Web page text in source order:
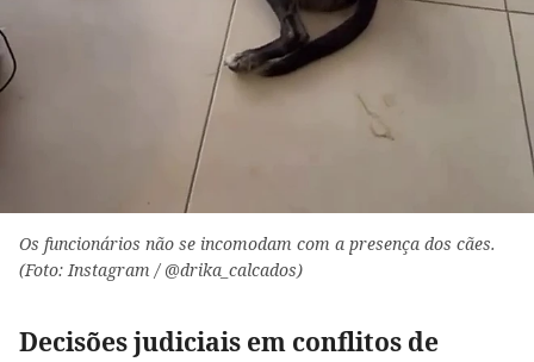
Os funcionários não se incomodam com a presença dos cães.
(Foto: Instagram / @drika_calcados)
Decisões judiciais em conflitos de